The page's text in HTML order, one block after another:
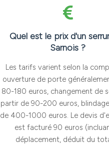
Quel est le prix d'un
Sarnois ?
Les tarifs varient selon la
ouverture de porte
80-180 euros, changement de
partir de 90-200 euros,
de 400-1000 euros. Le devis
est facturé 90 euros
déplacement, déduit du